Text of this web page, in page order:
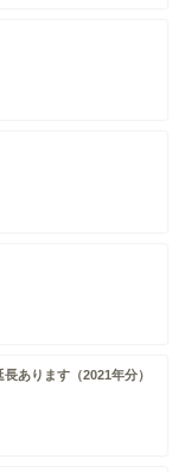
あります（2021年分）